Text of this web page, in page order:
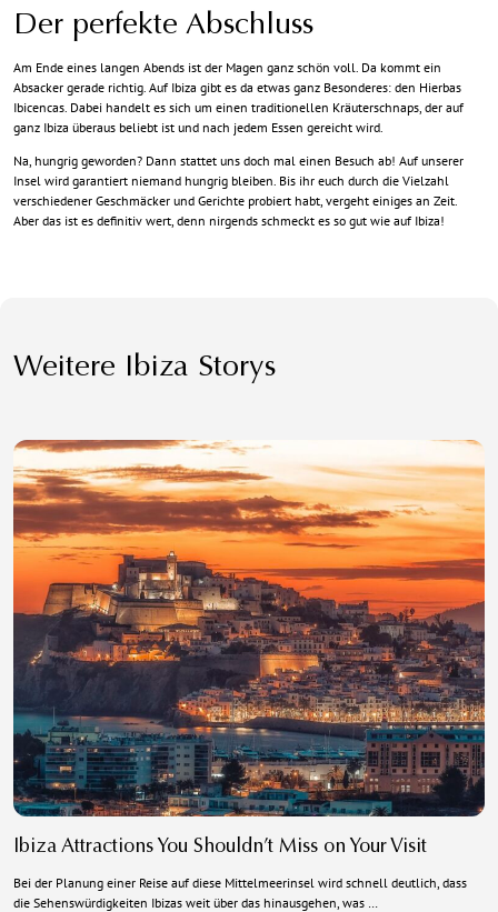
Der perfekte Abschluss
Am Ende eines langen Abends ist der Magen ganz schön voll. Da kommt ein
Absacker gerade richtig. Auf Ibiza gibt es da etwas ganz Besonderes: den Hierbas
Ibicencas. Dabei handelt es sich um einen traditionellen Kräuterschnaps, der auf
ganz Ibiza überaus beliebt ist und nach jedem Essen gereicht wird.
Na, hungrig geworden? Dann stattet uns doch mal einen Besuch ab! Auf unserer
Insel wird garantiert niemand hungrig bleiben. Bis ihr euch durch die Vielzahl
verschiedener Geschmäcker und Gerichte probiert habt, vergeht einiges an Zeit.
Aber das ist es definitiv wert, denn nirgends schmeckt es so gut wie auf Ibiza!
Weitere Ibiza Storys
Ibiza Attractions You Shouldn’t Miss on Your Visit
Bei der Planung einer Reise auf diese Mittelmeerinsel wird schnell deutlich, dass
die Sehenswürdigkeiten Ibizas weit über das hinausgehen, was …